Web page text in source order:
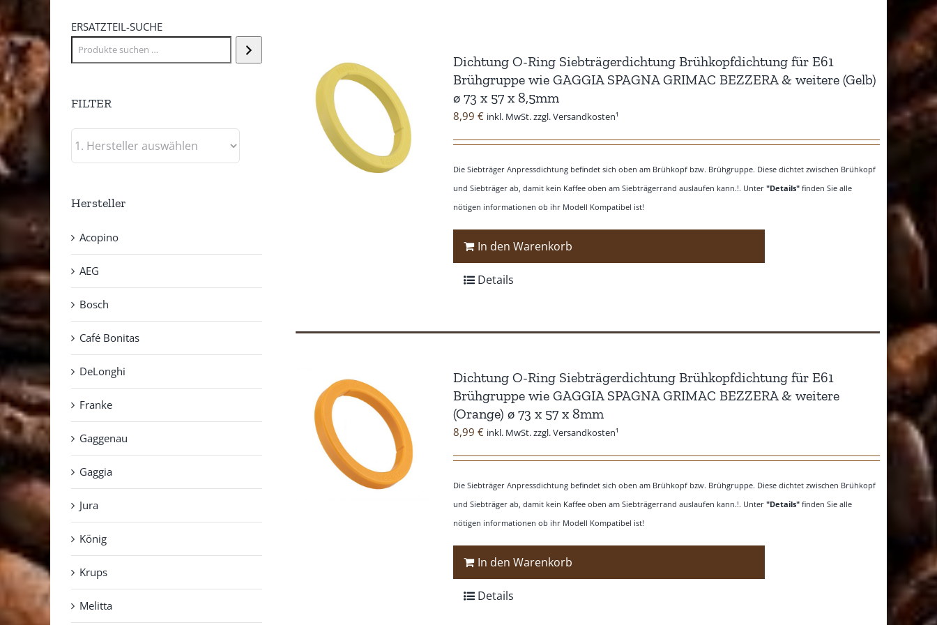
Dichtung O-Ring Siebträgerdichtung Brühkopfdichtung für E61
Brühgruppe wie GAGGIA SPAGNA GRIMAC BEZZERA & weitere (Gelb)
ø 73 x 57 x 8,5mm
8,99€ inkl. MwSt. zzgl. Versandkosten¹
Die Siebträger Anpressdichtung befindet sich oben am Brühkopf bzw. Brühgruppe. Diese dichtet zwischen Brühkopf
und Siebträger ab, damit kein Kaffee oben am Siebträgerrand auslaufen kann.!. Unter"Details" finden Sie alle
nötigen informationen ob ihr Modell Kompatibel ist!
In den Warenkorb
Details
Dichtung O-Ring Siebträgerdichtung Brühkopfdichtung für E61
Brühgruppe wie GAGGIA SPAGNA GRIMAC BEZZERA & weitere
(Orange) ø 73 x 57 x 8mm
8,99€ inkl. MwSt. zzgl. Versandkosten¹
Die Siebträger Anpressdichtung befindet sich oben am Brühkopf bzw. Brühgruppe. Diese dichtet zwischen Brühkopf
und Siebträger ab, damit kein Kaffee oben am Siebträgerrand auslaufen kann.!. Unter"Details" finden Sie alle
nötigen informationen ob ihr Modell Kompatibel ist!
In den Warenkorb
Details
ERSATZTEIL-SUCHE
FILTER
Hersteller
Acopino
AEG
Bosch
Café Bonitas
DeLonghi
Franke
Gaggenau
Gaggia
Jura
König
Krups
Melitta